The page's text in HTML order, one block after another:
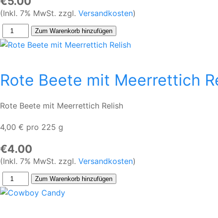
(Inkl. 7% MwSt. zzgl. Versandkosten)
Rote Beete mit Meerrettich
Rote Beete mit Meerrettich Relish
4,00 € pro 225 g
€4.00
(Inkl. 7% MwSt. zzgl. Versandkosten)